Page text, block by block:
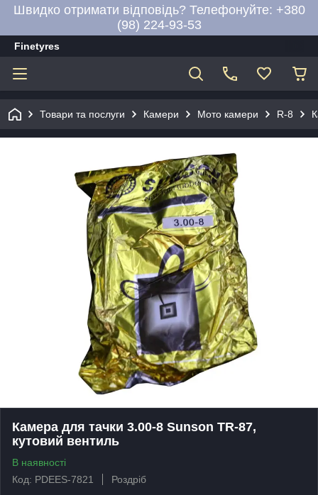
Швидко отримати відповідь? Телефонуйте: +380
(98) 224-93-53
Finetyres
Товари та послуги Камери Мото камери R-8
Камера для тачки 3.00-8 Sunson TR-87,
кутовий вентиль
В наявності
Код: PDEES-7821
Роздріб